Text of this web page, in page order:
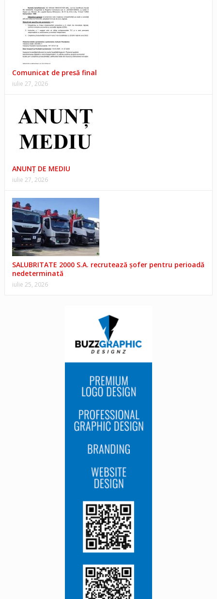
Comunicat de presă final
iulie 27, 2026
ANUNŢ DE MEDIU
iulie 27, 2026
SALUBRITATE 2000 S.A. recrutează șofer pentru perioadă
nedeterminată
iulie 25, 2026